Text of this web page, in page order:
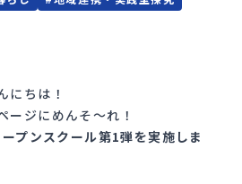
にちは！
ージにめんそ〜れ！
プンスクール第1弾を実施しま